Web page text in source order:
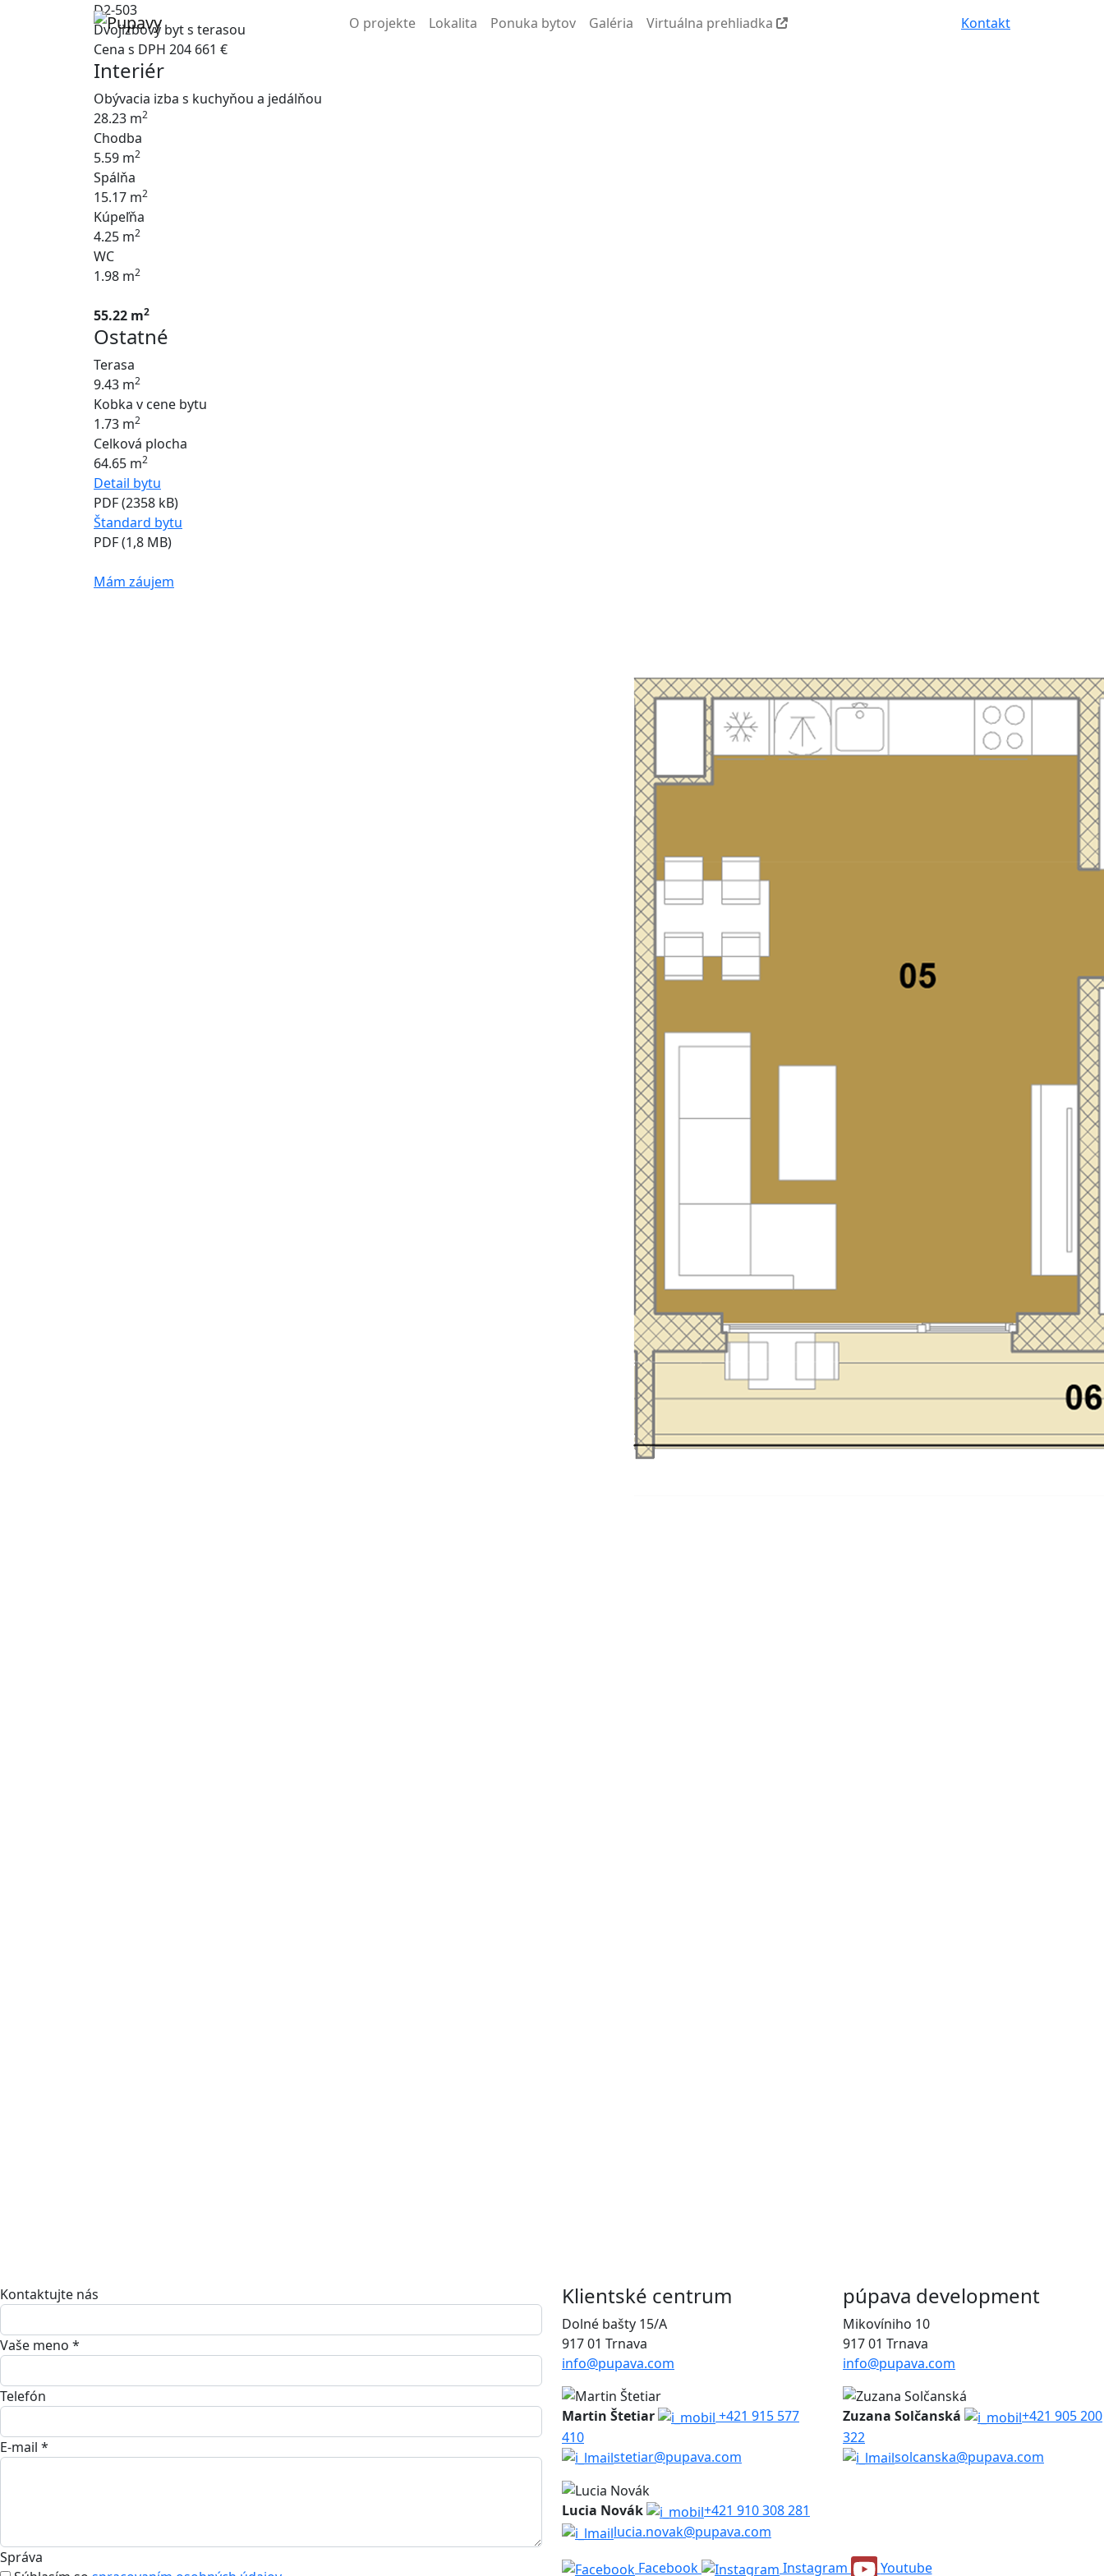
O projekte Lokalita Ponuka bytov Galéria Virtuálna prehliadka Kontakt
D2-503
Dvojizbový byt s terasou
Cena s DPH 204 661 €
Interiér
Obývacia izba s kuchyňou a jedálňou
28.23 m2
Chodba
5.59 m2
Spálňa
15.17 m2
Kúpeľňa
4.25 m2
WC
1.98 m2
55.22 m2
Ostatné
Terasa
9.43 m2
Kobka v cene bytu
1.73 m2
Celková plocha
64.65 m2
Detail bytu
PDF (2358 kB)
Štandard bytu
PDF (1,8 MB)
Mám záujem
Kontaktujte nás
Vaše meno *
Telefón
E-mail *
Správa
Klientské centrum
Dolné bašty 15/A
917 01 Trnava
info@pupava.com
púpava development
Mikovíniho 10
917 01 Trnava
info@pupava.com
Martin Štetiar
+421 915 577
410
stetiar@pupava.com
Zuzana Solčanská
+421 905 200
322
solcanska@pupava.com
Lucia Novák
+421 910 308 281
lucia.novak@pupava.com
Facebook
Instagram Youtube